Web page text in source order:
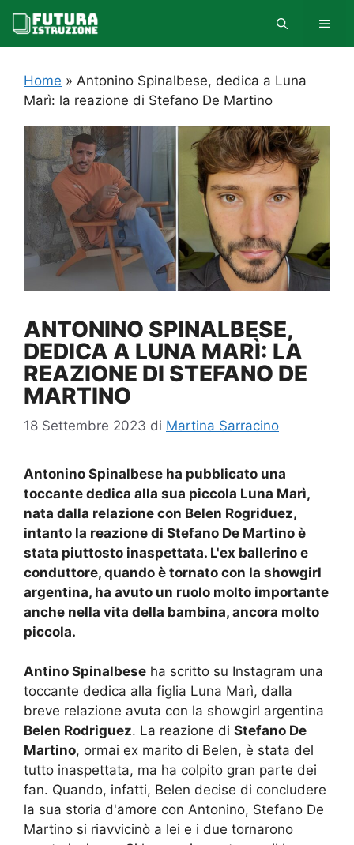
contenuto
Home » Antonino Spinalbese, dedica a Luna
Marì: la reazione di Stefano De Martino
ANTONINO SPINALBESE,
DEDICA A LUNA MARÌ: LA
REAZIONE DI STEFANO DE
MARTINO
18 Settembre 2023 di Martina Sarracino
Antonino Spinalbese ha pubblicato una
toccante dedica alla sua piccola Luna Marì,
nata dalla relazione con Belen Rogriduez,
intanto la reazione di Stefano De Martino è
stata piuttosto inaspettata. L'ex ballerino e
conduttore, quando è tornato con la showgirl
argentina, ha avuto un ruolo molto importante
anche nella vita della bambina, ancora molto
piccola.
Antino Spinalbese ha scritto su Instagram una
toccante dedica alla figlia Luna Marì, dalla
breve relazione avuta con la showgirl argentina
Belen Rodriguez. La reazione di Stefano De
Martino, ormai ex marito di Belen, è stata del
tutto inaspettata, ma ha colpito gran parte dei
fan. Quando, infatti, Belen decise di concludere
la sua storia d'amore con Antonino, Stefano De
Martino si riavvicinò a lei e i due tornarono